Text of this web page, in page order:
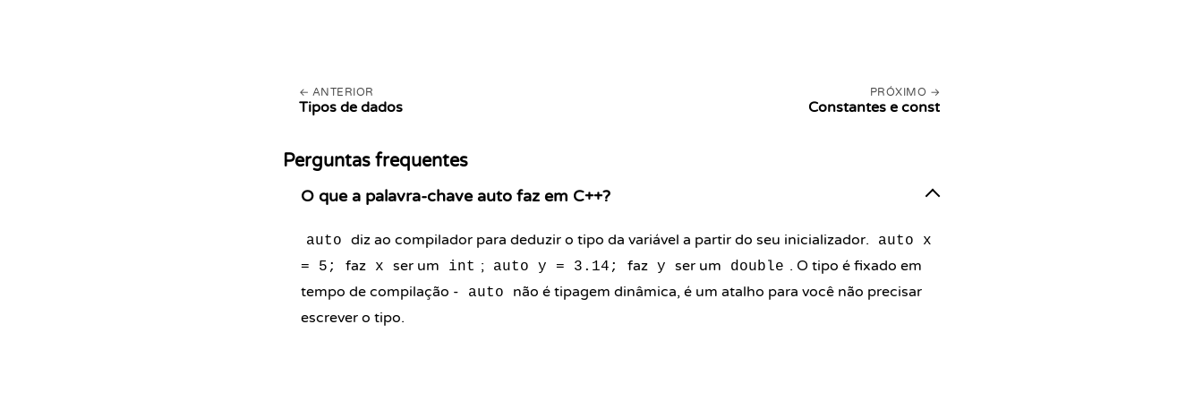
ANTERIOR
Tipos de dados
PRÓXIMO
Constantes e const
Perguntas frequentes
O que a palavra-chave auto faz em C++?
auto diz ao compilador para deduzir o tipo da variável a partir do seu inicializador.
auto x
= 5;
faz x ser um int ; auto y = 3.14; faz y ser um double . O tipo é fixado em
tempo de compilação -
auto
não é tipagem dinâmica, é um atalho para você não precisar
escrever o tipo.